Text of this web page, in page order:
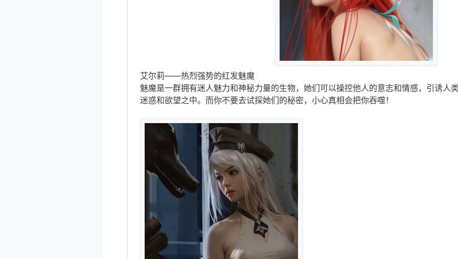
艾尔莉——热烈强势的红发魅魔
魅魔是一群拥有迷人魅力和神秘力量的生物，她们可以操控他人的意志和情感，引诱人
迷惑和欲望之中。而你不要去试探她们的秘密，小心真相会把你吞噬！